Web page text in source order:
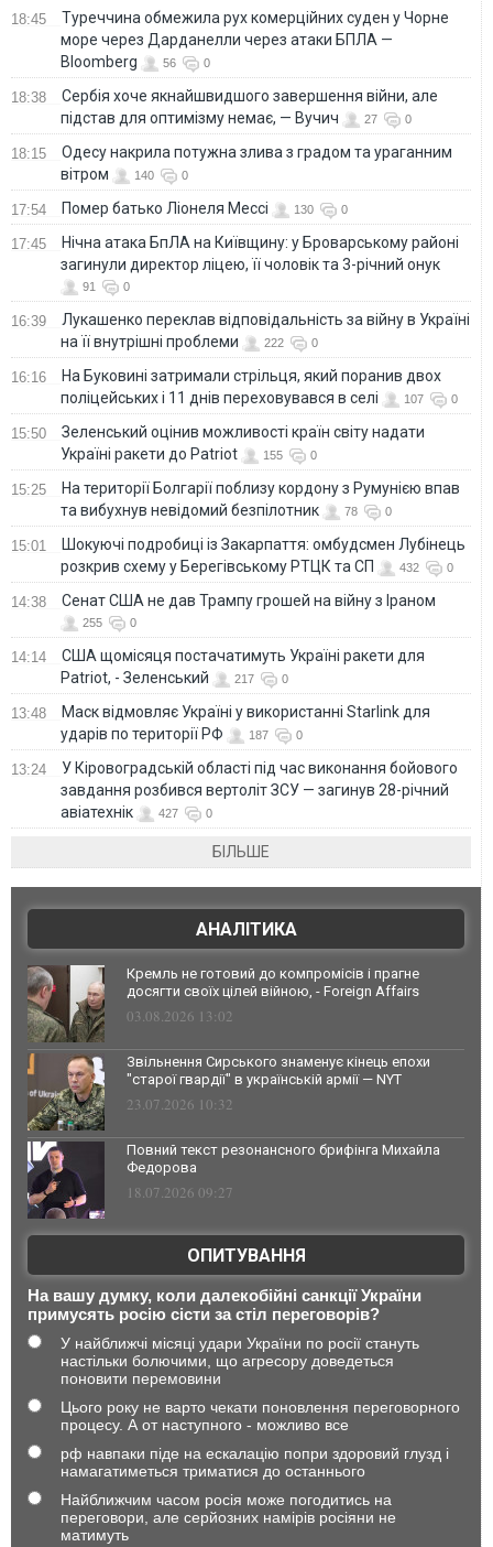
18:45
Туреччина обмежила рух комерційних суден у Чорне
море через Дарданелли через атаки БПЛА —
Bloomberg
56 0
18:38
Сербія хоче якнайшвидшого завершення війни, але
підстав для оптимізму немає, — Вучич
27 0
18:15
Одесу накрила потужна злива з градом та ураганним
вітром
140 0
17:54 Помер батько Ліонеля Мессі 130 0
17:45
Нічна атака БпЛА на Київщину: у Броварському районі
загинули директор ліцею, її чоловік та 3-річний онук
91 0
16:39
Лукашенко переклав відповідальність за війну в Україні
на її внутрішні проблеми
222 0
16:16
На Буковині затримали стрільця, який поранив двох
поліцейських і 11 днів переховувався в селі
107 0
15:50
Зеленський оцінив можливості країн світу надати
Україні ракети до Patriot
155 0
15:25
На території Болгарії поблизу кордону з Румунією впав
та вибухнув невідомий безпілотник
78 0
15:01
Шокуючі подробиці із Закарпаття: омбудсмен Лубінець
розкрив схему у Берегівському РТЦК та СП
432 0
14:38 Сенат США не дав Трампу грошей на війну з Іраном
255 0
14:14
США щомісяця постачатимуть Україні ракети для
Patriot, - Зеленський
217 0
13:48
Маск відмовляє Україні у використанні Starlink для
ударів по території РФ
187 0
13:24
У Кіровоградській області під час виконання бойового
завдання розбився вертоліт ЗСУ — загинув 28-річний
авіатехнік
427 0
БІЛЬШЕ
АНАЛІТИКА
Кремль не готовий до компромісів і прагне
досягти своїх цілей війною, - Foreign Affairs
03.08.2026 13:02
Звільнення Сирського знаменує кінець епохи
"старої гвардії" в українській армії — NYT
23.07.2026 10:32
Повний текст резонансного брифінга Михайла
Федорова
18.07.2026 09:27
ОПИТУВАННЯ
На вашу думку, коли далекобійні санкції України
примусять росію сісти за стіл переговорів?
У найближчі місяці удари України по росії стануть
настільки болючими, що агресору доведеться
поновити перемовини
Цього року не варто чекати поновлення переговорного
процесу. А от наступного - можливо все
рф навпаки піде на ескалацію попри здоровий глузд і
намагатиметься триматися до останнього
Найближчим часом росія може погодитись на
переговори, але серйозних намірів росіяни не
матимуть